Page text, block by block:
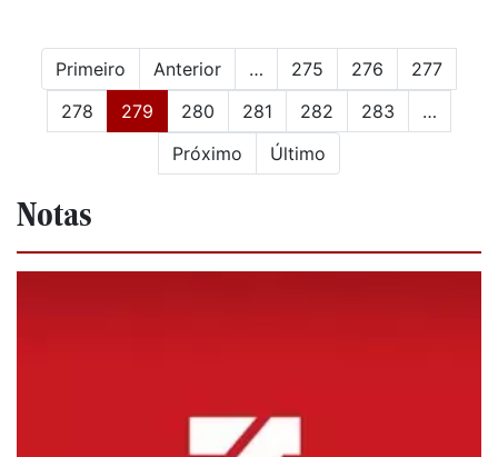
Primeiro Anterior … 275 276
277
278
279(current)
280 281 282 283
…
Próximo
Último
Notas